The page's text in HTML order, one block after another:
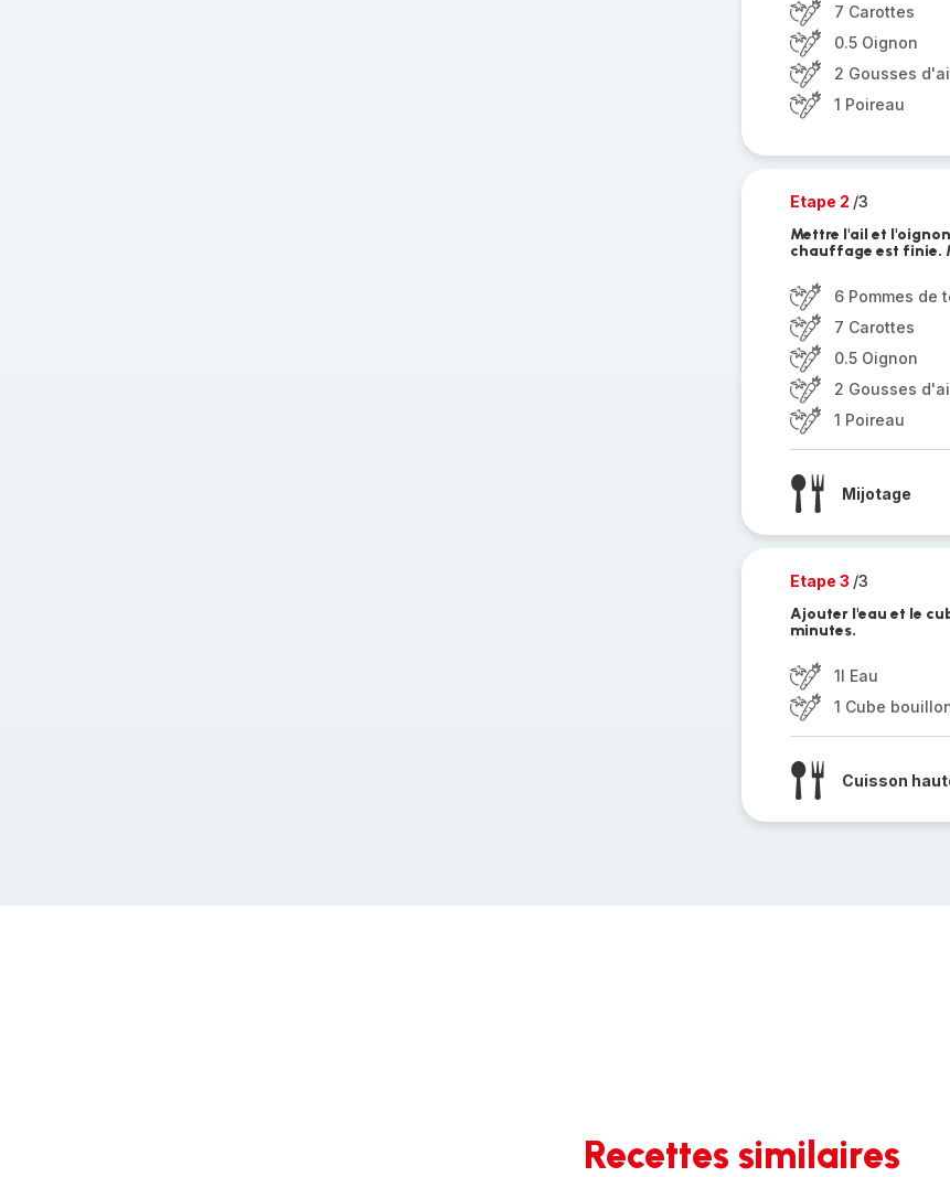
7 Carottes
0.5 Oignon
2 Gousses
1 Poireau
Etape 2 /3
Mettre l'ail et
chauffage est finie.
6 Pommes de
7 Carottes
0.5 Oignon
2 Gousses
1 Poireau
Mijotage
Etape 3 /3
Ajouter l'eau et le
minutes.
1l Eau
1 Cube
Cuisson
Recettes similaires